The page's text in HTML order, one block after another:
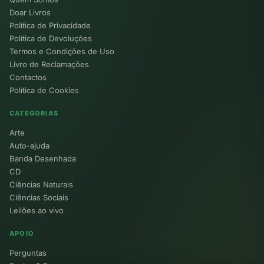
Doar Livros
Política de Privacidade
Política de Devoluções
Termos e Condições de Uso
Livro de Reclamações
Contactos
Política de Cookies
CATEGORIAS
Arte
Auto-ajuda
Banda Desenhada
CD
Ciências Naturais
Ciências Sociais
Leilões ao vivo
APOIO
Perguntas